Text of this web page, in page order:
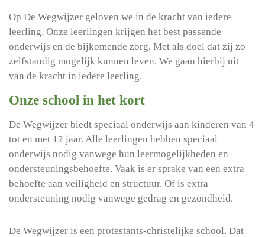
Op De Wegwijzer geloven we in de kracht van iedere
leerling. Onze leerlingen krijgen het best passende
onderwijs en de bijkomende zorg. Met als doel dat zij zo
zelfstandig mogelijk kunnen leven. We gaan hierbij uit
van de kracht in iedere leerling.
Onze school in het kort
De Wegwijzer biedt speciaal onderwijs aan kinderen van 4
tot en met 12 jaar. Alle leerlingen hebben speciaal
onderwijs nodig vanwege hun leermogelijkheden en
ondersteuningsbehoefte. Vaak is er sprake van een extra
behoefte aan veiligheid en structuur. Of is extra
ondersteuning nodig vanwege gedrag en gezondheid.
De Wegwijzer is een protestants-christelijke school. Dat